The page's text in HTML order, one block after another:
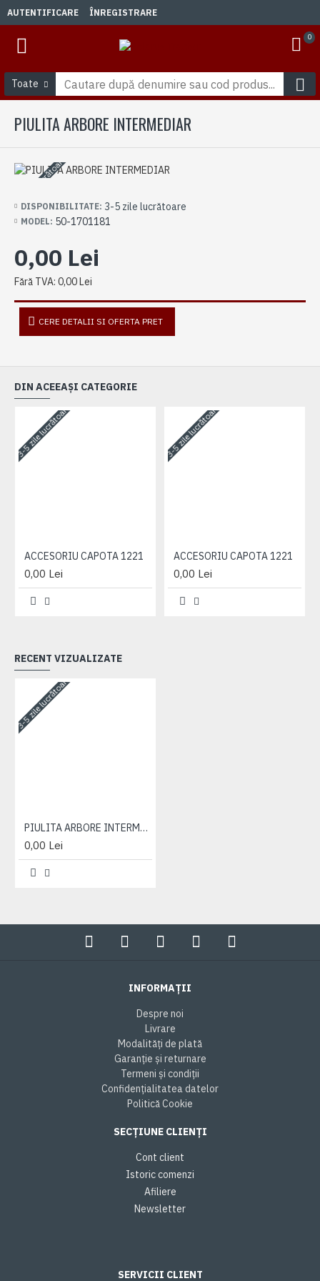
AUTENTIFICARE ÎNREGISTRARE
0
Toate
PIULITA ARBORE INTERMEDIAR
3-5 zile lucrătoare
DISPONIBILITATE: 3-5 zile lucrătoare
MODEL: 50-1701181
0,00 Lei
Fără TVA: 0,00 Lei
CERE DETALII SI OFERTA PRET
DIN ACEEAȘI CATEGORIE
3-5 zile lucrătoare
ACCESORIU CAPOTA 1221
0,00 Lei
3-5 zile lucrătoare
ACCESORIU CAPOTA 1221
0,00 Lei
RECENT VIZUALIZATE
3-5 zile lucrătoare
PIULITA ARBORE INTERMEDIAR
0,00 Lei
INFORMAȚII
Despre noi
Livrare
Modalități de plată
Garanție și returnare
Termeni și condiții
Confidențialitatea datelor
Politică Cookie
SECȚIUNE CLIENȚI
Cont client
Istoric comenzi
Afiliere
Newsletter
SERVICII CLIENT